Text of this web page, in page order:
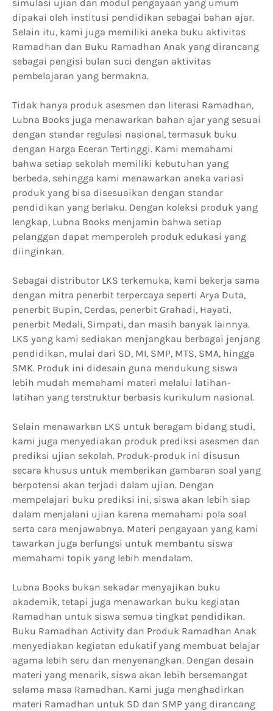
simulasi ujian dan modul pengayaan yang umum
dipakai oleh institusi pendidikan sebagai bahan ajar.
Selain itu, kami juga memiliki aneka buku aktivitas
Ramadhan dan Buku Ramadhan Anak yang dirancang
sebagai pengisi bulan suci dengan aktivitas
pembelajaran yang bermakna.
Tidak hanya produk asesmen dan literasi Ramadhan,
Lubna Books juga menawarkan bahan ajar yang sesuai
dengan standar regulasi nasional, termasuk buku
dengan Harga Eceran Tertinggi. Kami memahami
bahwa setiap sekolah memiliki kebutuhan yang
berbeda, sehingga kami menawarkan aneka variasi
produk yang bisa disesuaikan dengan standar
pendidikan yang berlaku. Dengan koleksi produk yang
lengkap, Lubna Books menjamin bahwa setiap
pelanggan dapat memperoleh produk edukasi yang
diinginkan.
Sebagai distributor LKS terkemuka, kami bekerja sama
dengan mitra penerbit terpercaya seperti Arya Duta,
penerbit Bupin, Cerdas, penerbit Grahadi, Hayati,
penerbit Medali, Simpati, dan masih banyak lainnya.
LKS yang kami sediakan menjangkau berbagai jenjang
pendidikan, mulai dari SD, MI, SMP, MTS, SMA, hingga
SMK. Produk ini didesain guna mendukung siswa
lebih mudah memahami materi melalui latihan-
latihan yang terstruktur berbasis kurikulum nasional.
Selain menawarkan LKS untuk beragam bidang studi,
kami juga menyediakan produk prediksi asesmen dan
prediksi ujian sekolah. Produk-produk ini disusun
secara khusus untuk memberikan gambaran soal yang
berpotensi akan terjadi dalam ujian. Dengan
mempelajari buku prediksi ini, siswa akan lebih siap
dalam menjalani ujian karena memahami pola soal
serta cara menjawabnya. Materi pengayaan yang kami
tawarkan juga berfungsi untuk membantu siswa
memahami topik yang lebih mendalam.
Lubna Books bukan sekadar menyajikan buku
akademik, tetapi juga menawarkan buku kegiatan
Ramadhan untuk siswa semua tingkat pendidikan.
Buku Ramadhan Activity dan Produk Ramadhan Anak
menyediakan kegiatan edukatif yang membuat belajar
agama lebih seru dan menyenangkan. Dengan desain
materi yang menarik, siswa akan lebih bersemangat
selama masa Ramadhan. Kami juga menghadirkan
materi Ramadhan untuk SD dan SMP yang dirancang